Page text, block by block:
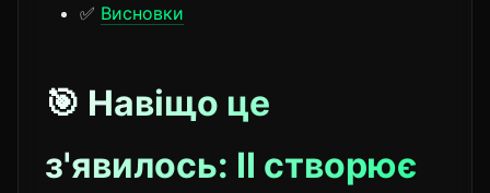
✅ Висновки
🎯 Навіщо це
з'явилось: ІІ створює